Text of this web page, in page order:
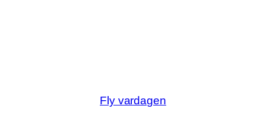
Fly vardagen